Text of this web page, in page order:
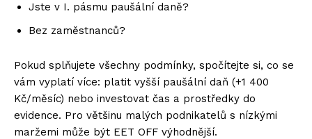
Jste v I. pásmu paušální daně?
Bez zaměstnanců?
Pokud splňujete všechny podmínky, spočítejte si, co se
vám vyplatí více: platit vyšší paušální daň (+1 400
Kč/měsíc) nebo investovat čas a prostředky do
evidence. Pro většinu malých podnikatelů s nízkými
maržemi může být EET OFF výhodnější.